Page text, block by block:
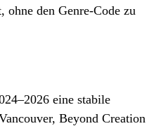
ohne den Genre-Code zu
eine stabile
Beyond Creation